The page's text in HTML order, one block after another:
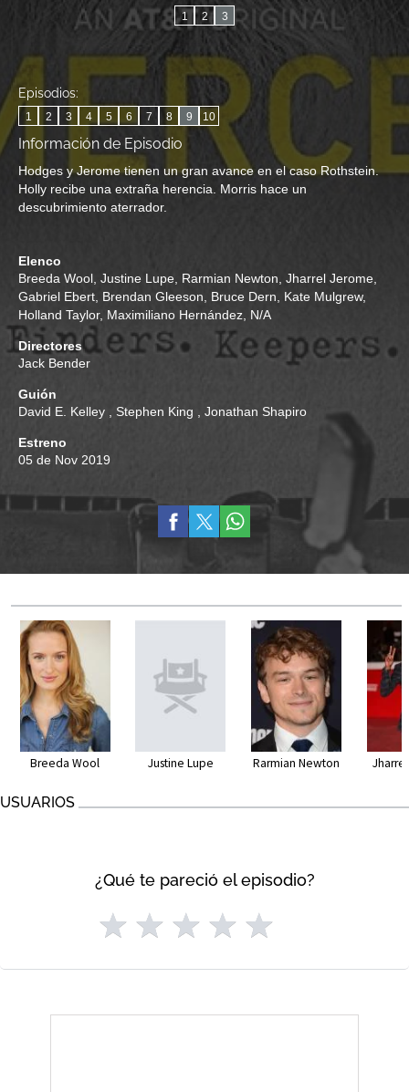
1 2 3
Episodios:
1 2 3 4 5 6 7 8 9 10
Información de Episodio
Hodges y Jerome tienen un gran avance en el caso Rothstein.
Holly recibe una extraña herencia. Morris hace un
descubrimiento aterrador.
Elenco
Breeda Wool Justine Lupe Rarmian Newton Jharrel Jerome
Gabriel Ebert Brendan Gleeson Bruce Dern Kate Mulgrew,
Holland Taylor, Maximiliano Hernández N/A
Directores
Jack Bender
Guión
David E. Kelley
Stephen King Jonathan Shapiro
Estreno
05 de Nov 2019
Breeda Wool Justine Lupe Rarmian Newton
USUARIOS
¿Qué te pareció el episodio?